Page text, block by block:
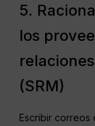
5.
los
(SRM)
Escribir correos